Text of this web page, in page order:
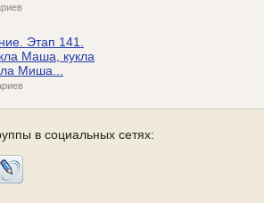
Этап 141.
Маша, кукла
Миша...
в социальных сетях: